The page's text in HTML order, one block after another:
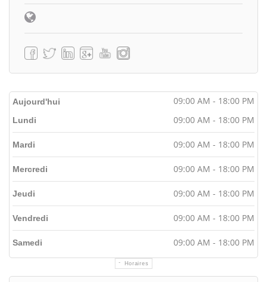
Aujourd'hui 09:00 AM - 18:00 PM
Horaires
Lundi 09:00 AM - 18:00 PM
Mardi 09:00 AM - 18:00 PM
Mercredi 09:00 AM - 18:00 PM
Jeudi 09:00 AM - 18:00 PM
Vendredi 09:00 AM - 18:00 PM
Samedi 09:00 AM - 18:00 PM